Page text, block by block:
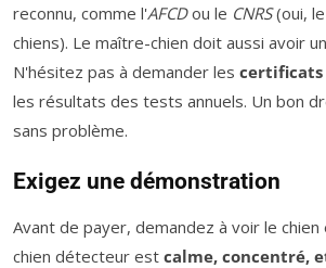
reconnu, comme l'AFCDou le CNRS(oui,
chiens). Le maître-chien doit aussi avoir
N'hésitez pas à demander les
les résultats des tests annuels. Un bon
sans problème.
Exigez une démonstration
Avant de payer, demandez à voir le chien
chien détecteur est calme, concentré,